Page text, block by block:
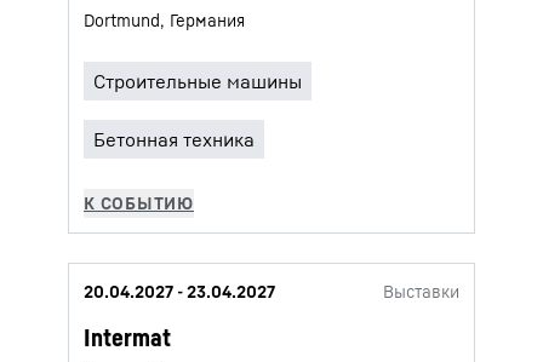
Dortmund, Германия
20.04.2027 - 23.04.2027 Выставки
Intermat